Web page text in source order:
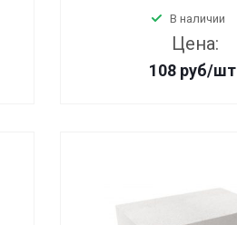
В наличии
Цена:
108 руб/шт